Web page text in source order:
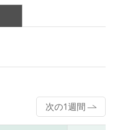
次の1週間